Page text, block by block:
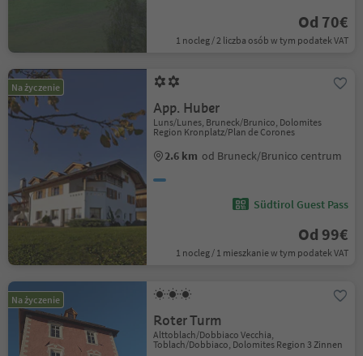
Od 70€
1 nocleg / 2 liczba osób w tym podatek VAT
Na życzenie
App. Huber
Luns/Lunes, Bruneck/Brunico, Dolomites
Region Kronplatz/Plan de Corones
2.6 km od Bruneck/Brunico centrum
Südtirol Guest Pass
Od 99€
1 nocleg / 1 mieszkanie w tym podatek VAT
Na życzenie
Roter Turm
Alttoblach/Dobbiaco Vecchia,
Toblach/Dobbiaco, Dolomites Region 3 Zinnen